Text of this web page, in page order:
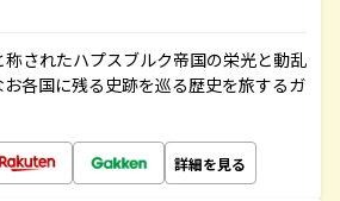
称されたハプスブルク帝国の栄光と動乱
各国に残る史跡を巡る歴史を旅するガ
詳細を見る